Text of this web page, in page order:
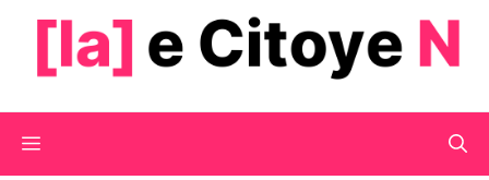
contenu
Menu